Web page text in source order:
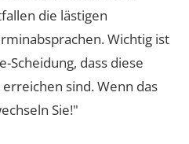
die lästigen
Wichtig ist
Scheidung, dass diese
sind. Wenn das
Sie!"